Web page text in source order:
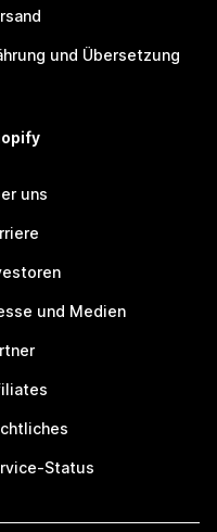
und Übersetzung
uns
und Medien
Status